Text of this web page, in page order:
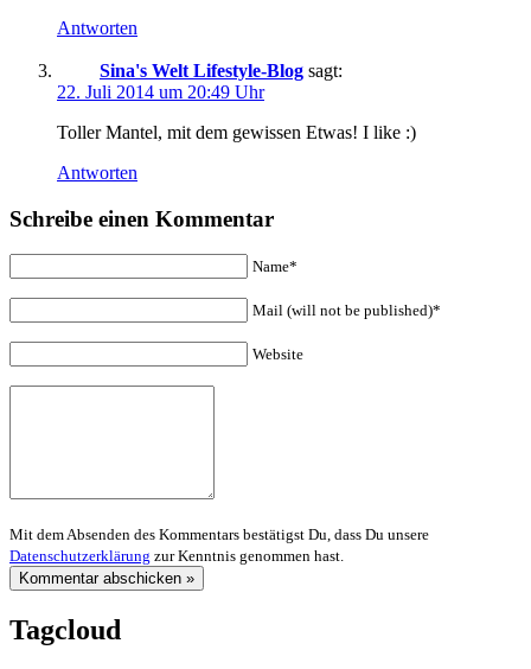
Antworten
Sina's Welt Lifestyle-Blog sagt:
22. Juli 2014 um 20:49 Uhr
Toller Mantel, mit dem gewissen Etwas! I like :)
Antworten
Schreibe einen Kommentar
Name*
Mail (will not be published)*
Website
Mit dem Absenden des Kommentars bestätigst Du, dass Du unsere
Datenschutzerklärung zur Kenntnis genommen hast.
Tagcloud